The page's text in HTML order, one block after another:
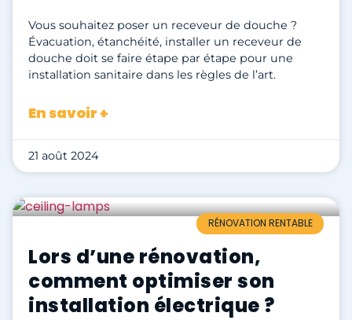
Vous souhaitez poser un receveur de douche ?
Évacuation, étanchéité, installer un receveur de
douche doit se faire étape par étape pour une
installation sanitaire dans les règles de l’art.
En savoir +
21 août 2024
RÉNOVATION RENTABLE
Lors d’une rénovation,
comment optimiser son
installation électrique ?